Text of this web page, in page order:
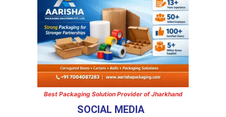
Best Packaging Solution Provider of Jharkhand
SOCIAL MEDIA